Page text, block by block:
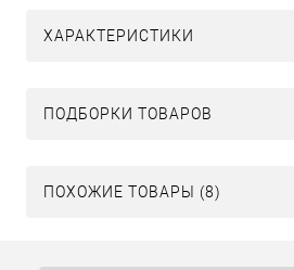
ХАРАКТЕРИСТИКИ
ПОДБОРКИ ТОВАРОВ
ПОХОЖИЕ ТОВАРЫ (8)